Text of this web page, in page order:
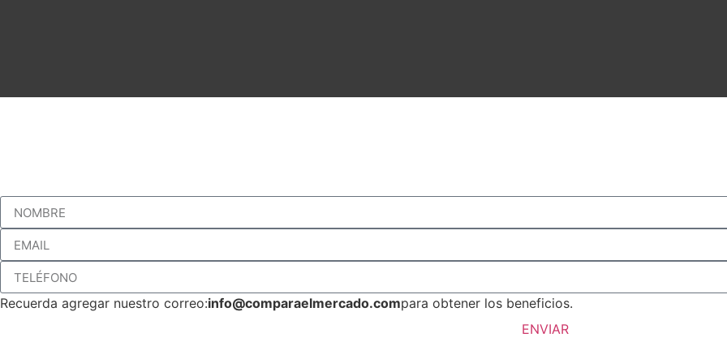
Recuerda agregar nuestro correo:info@comparaelmercado.compara obtener los beneficios.
ENVIAR